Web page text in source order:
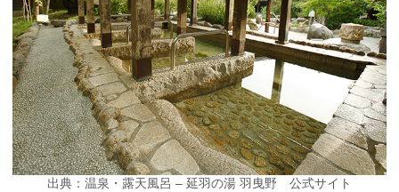
出典：温泉・露天風呂 – 延羽の湯 羽曳野 公式サイト